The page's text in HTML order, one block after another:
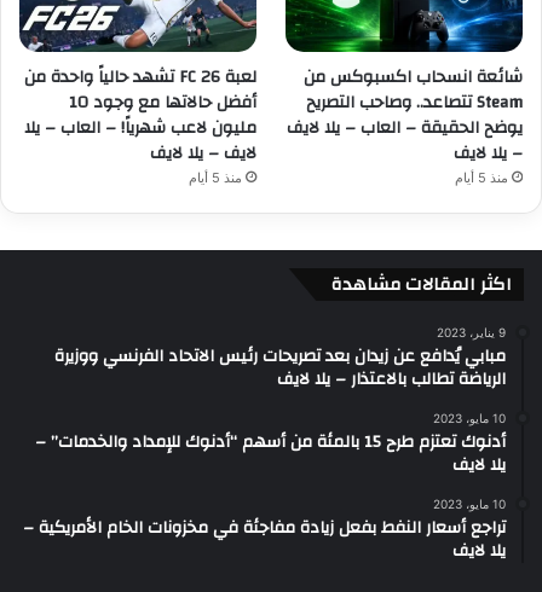
شائعة انسحاب اكسبوكس من
Steam تتصاعد.. وصاحب التصريح
يوضح الحقيقة – العاب – يلا لايف
– يلا لايف
منذ 5 أيام
لعبة FC 26 تشهد حالياً واحدة من
أفضل حالاتها مع وجود 10
مليون لاعب شهرياً! – العاب – يلا
لايف – يلا لايف
منذ 5 أيام
اكثر المقالات مشاهدة
9 يناير، 2023
مبابي يُدافع عن زيدان بعد تصريحات رئيس الاتحاد الفرنسي ووزيرة
الرياضة تطالب بالاعتذار – يلا لايف
10 مايو، 2023
أدنوك تعتزم طرح 15 بالمئة من أسهم “أدنوك للإمداد والخدمات” –
يلا لايف
10 مايو، 2023
تراجع أسعار النفط بفعل زيادة مفاجئة في مخزونات الخام الأمريكية –
يلا لايف